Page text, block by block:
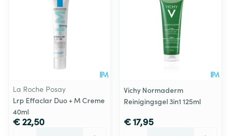
La Roche Posay
Lrp Effaclar Duo + M Creme
40ml
€ 22,50
Vichy Normaderm
Reinigingsgel 3in1 125ml
€ 17,95